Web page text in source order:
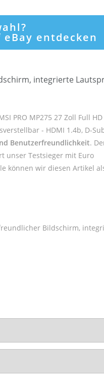
entdecken
integrierte
PRO MP275 27 Zoll Full HD
- HDMI 1.4b, D-
Benutzerfreundlichkeit.
unser Testsieger mit Euro
können wir diesen Artikel
Bildschirm,